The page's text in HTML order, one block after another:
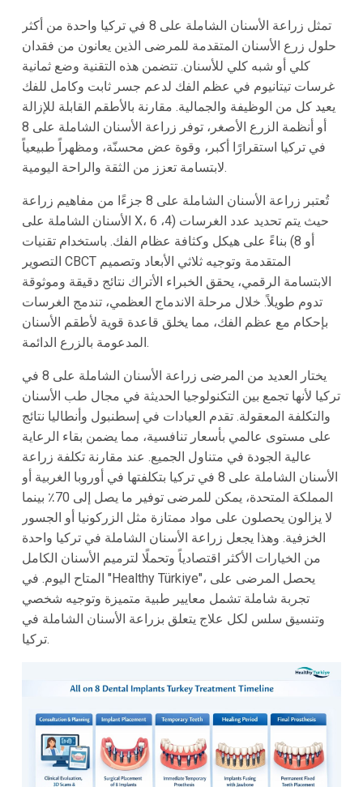
تمثل زراعة الأسنان الشاملة على 8 في تركيا واحدة من أكثر
حلول زرع الأسنان المتقدمة للمرضى الذين يعانون من فقدان
كلي أو شبه كلي للأسنان. تتضمن هذه التقنية وضع ثمانية
غرسات تيتانيوم في عظم الفك لدعم جسر ثابت وكامل للفك
يعيد كل من الوظيفة والجمالية. مقارنة بالأطقم القابلة للإزالة
أو أنظمة الزرع الأصغر، توفر زراعة الأسنان الشاملة على 8
في تركيا استقرارًا أكبر، وقوة عض محسنّة، ومظهراً طبيعياً
لابتسامة تعزز من الثقة والراحة اليومية.
تُعتبر زراعة الأسنان الشاملة على 8 جزءًا من مفاهيم زراعة
الأسنان الشاملة على X، حيث يتم تحديد عدد الغرسات (4، 6
أو 8) بناءً على هيكل وكثافة عظام الفك. باستخدام تقنيات
التصوير CBCT المتقدمة وتوجيه ثلاثي الأبعاد وتصميم
الابتسامة الرقمي، يحقق الخبراء الأتراك نتائج دقيقة وموثوقة
تدوم طويلاً. خلال مرحلة الاندماج العظمي، تندمج الغرسات
بإحكام مع عظم الفك، مما يخلق قاعدة قوية لأطقم الأسنان
المدعومة بالزرع الدائمة.
يختار العديد من المرضى زراعة الأسنان الشاملة على 8 في
تركيا لأنها تجمع بين التكنولوجيا الحديثة في مجال طب الأسنان
والتكلفة المعقولة. تقدم العيادات في إسطنبول وأنطاليا نتائج
على مستوى عالمي بأسعار تنافسية، مما يضمن بقاء الرعاية
عالية الجودة في متناول الجميع. عند مقارنة تكلفة زراعة
الأسنان الشاملة على 8 في تركيا بتكلفتها في أوروبا الغربية أو
المملكة المتحدة، يمكن للمرضى توفير ما يصل إلى 70٪ بينما
لا يزالون يحصلون على مواد ممتازة مثل الزركونيا أو الجسور
الخزفية. وهذا يجعل زراعة الأسنان الشاملة في تركيا واحدة
من الخيارات الأكثر اقتصادياً وتحملًا لترميم الأسنان الكامل
المتاح اليوم. في "Healthy Türkiye"، يحصل المرضى على
تجربة شاملة تشمل معايير طبية متميزة وتوجيه شخصي
وتنسيق سلس لكل علاج يتعلق بزراعة الأسنان الشاملة في
تركيا.